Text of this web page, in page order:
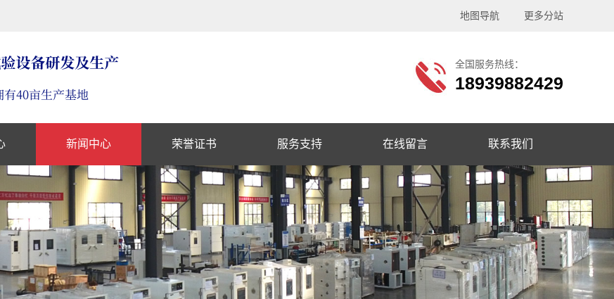
地图导航 更多分站
全国服务热线：
18939882429
新闻中心 荣誉证书 服务支持 在线留言 联系我们